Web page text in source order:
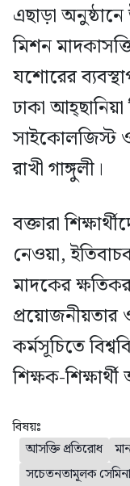
এছাড়া
মিশন
যশোরের
ঢাকা আহ্ছানিয়া
সাইকোলজিস্ট
রাখী গাঙ্গুলী।
বক্তারা
নেওয়া,
মাদকের
কর্মসূচিতে
শিক্ষক-
বিষয়ঃ
আসক্তি প্রতিরোধ
সচেতনতামূলক